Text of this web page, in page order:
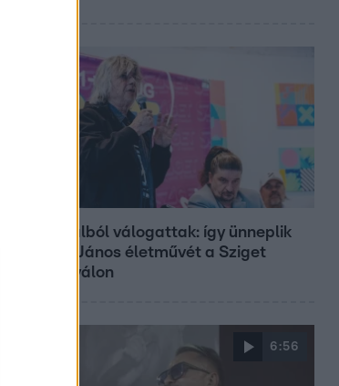
800 dalból válogattak: így ünneplik
Bródy János életművét a Sziget
Fesztiválon
6:56